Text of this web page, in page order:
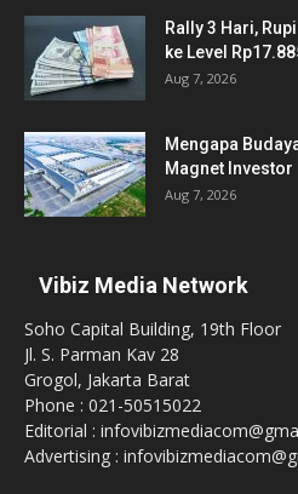
Rally 3 Hari,
ke Level
Aug 7, 2026
Mengapa
Magnet Investor
Aug 7, 2026
Vibiz Media Network
Soho Capital Building, 19th Floor
Jl. S. Parman Kav 28
Grogol, Jakarta Barat
Phone : 021-50515022
Editorial :
Advertising :